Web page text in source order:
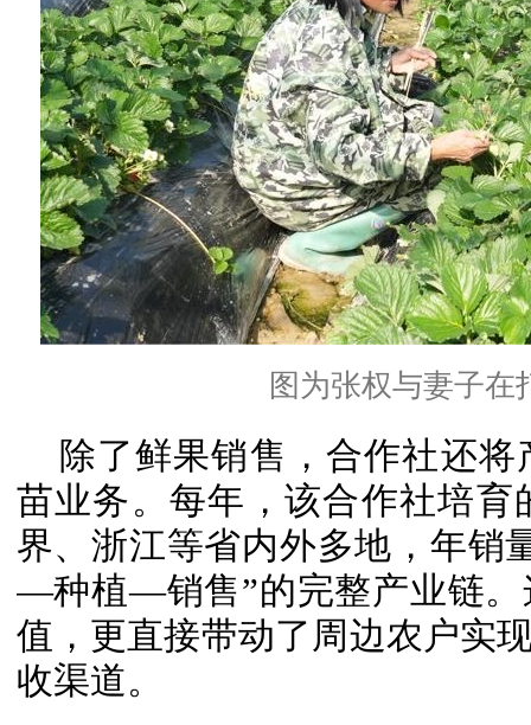
图为张权与妻子在
除了鲜果销售，合作社还
苗业务。每年，该合作社培
界、浙江等省内外多地，年销
—种植—销售”的完整产业链。
值，更直接带动了周边农户实
收渠道。